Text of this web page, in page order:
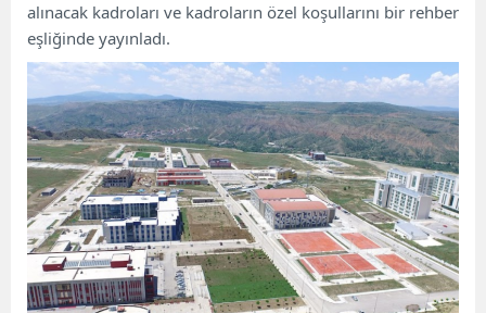
alınacak kadroları ve kadroların özel koşullarını bir rehber
eşliğinde yayınladı.